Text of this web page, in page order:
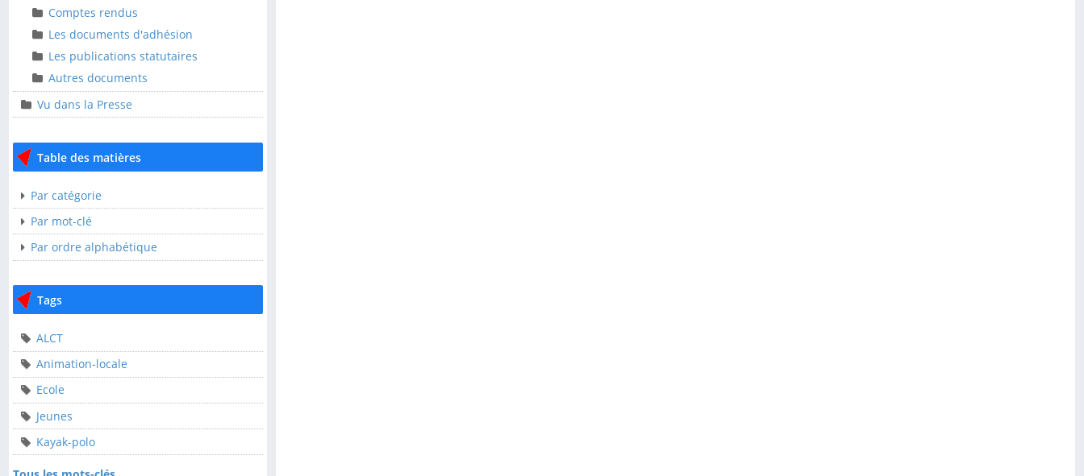
Ressources
Comptes rendus
Les documents
d'adhésion
Les publications
statutaires
Vu dans la Presse
Table des matières
Par catégorie
Par ordre alphabétique
Tags
ALCT
Animation-locale
Ecole
Comptes rendus
Les documents d'adhésion
Les publications statutaires
Autres documents
Vu dans la Presse
Table des matières
Par catégorie
Par mot-clé
Par ordre alphabétique
Tags
ALCT
Animation-locale
Ecole
Jeunes
Kayak-polo